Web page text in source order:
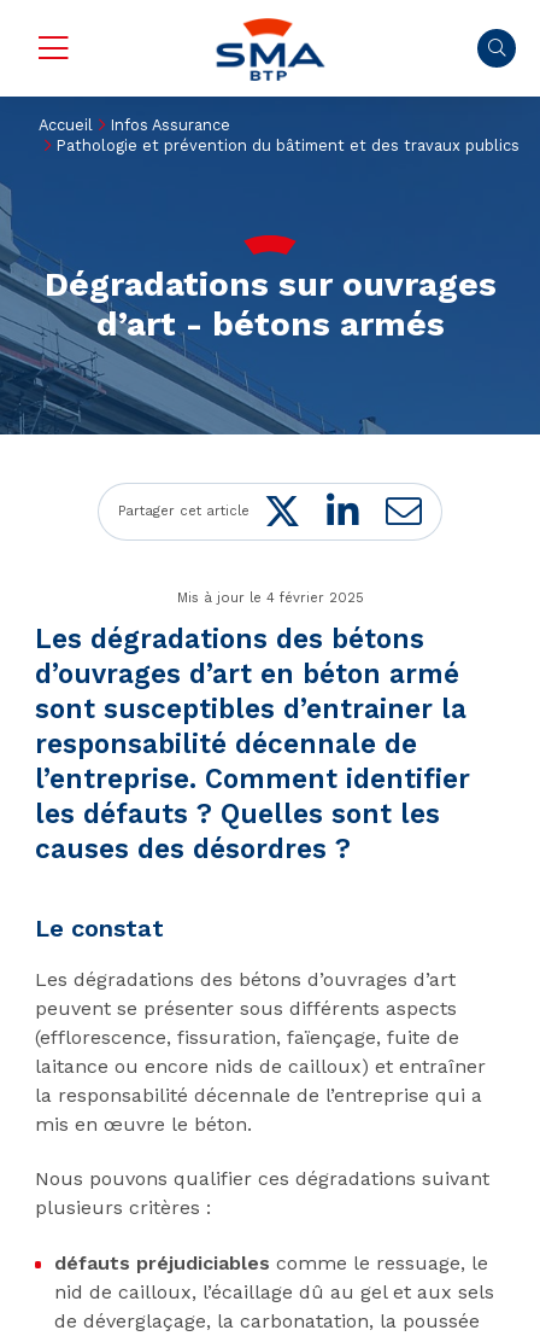
Accueil
Infos Assurance
Pathologie et prévention du bâtiment et des travaux publics
Dégradations sur ouvrages
d’art - bétons armés
Partager cet article Twitter
LinkedIn
Mail
Mis à jour le 4 février 2025
Les dégradations des bétons
d’ouvrages d’art en béton armé
sont susceptibles d’entrainer la
responsabilité décennale de
l’entreprise. Comment identifier
les défauts ? Quelles sont les
causes des désordres ?
Le constat
Les dégradations des bétons d’ouvrages d’art
peuvent se présenter sous différents aspects
(efflorescence, fissuration, faïençage, fuite de
laitance ou encore nids de cailloux) et entraîner
la responsabilité décennale de l’entreprise qui a
mis en œuvre le béton.
Nous pouvons qualifier ces dégradations suivant
plusieurs critères :
défauts préjudiciables comme le ressuage, le
nid de cailloux, l’écaillage dû au gel et aux sels
de déverglaçage, la carbonatation, la poussée